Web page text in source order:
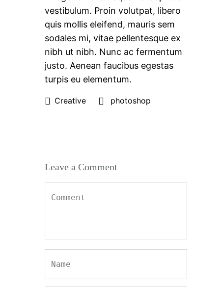
vestibulum. Proin volutpat, libero
quis mollis eleifend, mauris sem
sodales mi, vitae pellentesque ex
nibh ut nibh. Nunc ac fermentum
justo. Aenean faucibus egestas
turpis eu elementum.
Creative photoshop
Leave a Comment